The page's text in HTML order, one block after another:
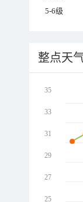
5-6级
整点天
35
33
31
29
27
25